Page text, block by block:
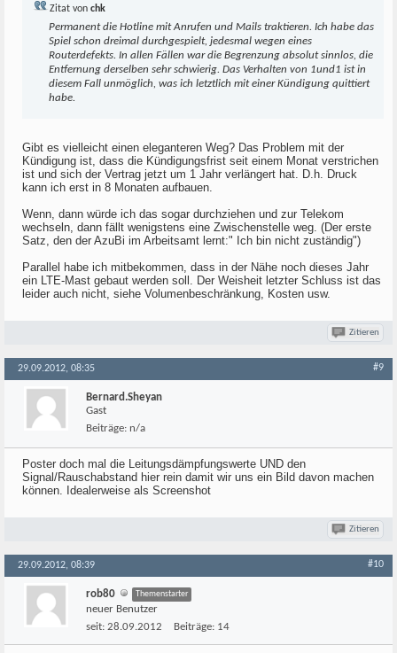
Zitat von chk
Permanent die Hotline mit Anrufen und Mails traktieren. Ich habe das
Spiel schon dreimal durchgespielt, jedesmal wegen eines
Routerdefekts. In allen Fällen war die Begrenzung absolut sinnlos, die
Entfernung derselben sehr schwierig. Das Verhalten von 1und1 ist in
diesem Fall unmöglich, was ich letztlich mit einer Kündigung quittiert
habe.
Gibt es vielleicht einen eleganteren Weg? Das Problem mit der
Kündigung ist, dass die Kündigungsfrist seit einem Monat verstrichen
ist und sich der Vertrag jetzt um 1 Jahr verlängert hat. D.h. Druck
kann ich erst in 8 Monaten aufbauen.
Wenn, dann würde ich das sogar durchziehen und zur Telekom
wechseln, dann fällt wenigstens eine Zwischenstelle weg. (Der erste
Satz, den der AzuBi im Arbeitsamt lernt:" Ich bin nicht zuständig")
Parallel habe ich mitbekommen, dass in der Nähe noch dieses Jahr
ein LTE-Mast gebaut werden soll. Der Weisheit letzter Schluss ist das
leider auch nicht, siehe Volumenbeschränkung, Kosten usw.
Zitieren
29.09.2012, 08:35 #9
Bernard.Sheyan
Gast
Beiträge: n/a
Poster doch mal die Leitungsdämpfungswerte UND den
Signal/Rauschabstand hier rein damit wir uns ein Bild davon machen
können. Idealerweise als Screenshot
Zitieren
29.09.2012, 08:39 #10
rob80 Themenstarter
neuer Benutzer
seit: 28.09.2012 Beiträge: 14